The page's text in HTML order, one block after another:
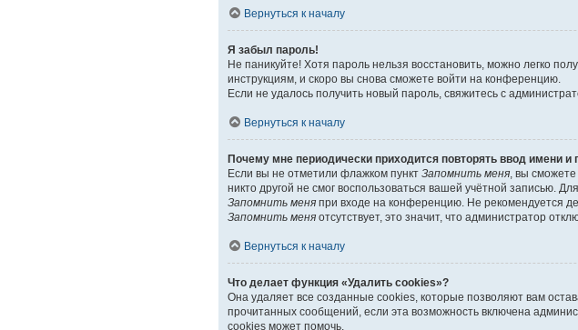
Вернуться к началу
Я забыл пароль!
Не паникуйте! Хотя пароль нельзя восстановить, можно легко
инструкциям, и скоро вы снова сможете войти на конференцию.
Если не удалось получить новый пароль, свяжитесь с
Вернуться к началу
Почему мне периодически приходится повторять ввод имени и
Если вы не отметили флажком пунктЗапомнить меня , вы
никто другой не смог воспользоваться вашей учётной записью.
Запомнить меня при входе на конференцию. Не рекомендуется
Запомнить меня отсутствует, это значит, что администратор
Вернуться к началу
Что делает функция «Удалить cookies»?
Она удаляет все созданные cookies, которые позволяют вам
прочитанных сообщений, если эта возможность включена
cookies может помочь.